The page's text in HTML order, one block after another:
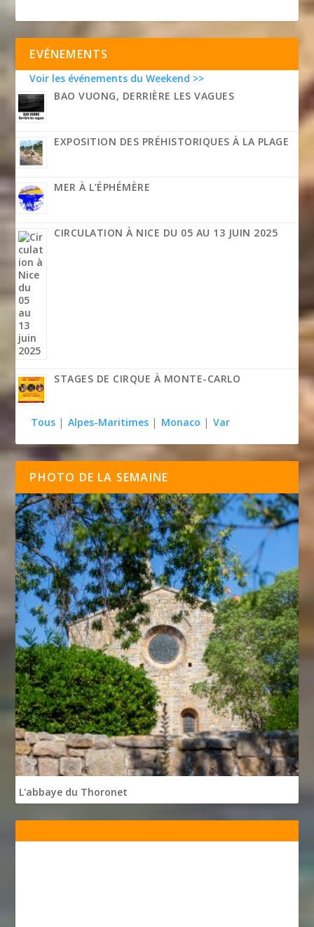
EVÉNEMENTS
Voir les événements du Weekend >>
BAO VUONG, DERRIÈRE LES VAGUES
EXPOSITION DES PRÉHISTORIQUES À LA PLAGE
MER À L’ÉPHÉMÈRE
CIRCULATION À NICE DU 05 AU 13 JUIN 2025
STAGES DE CIRQUE À MONTE-CARLO
Tous | Alpes-Maritimes | Monaco | Var
PHOTO DE LA SEMAINE
L'abbaye du Thoronet